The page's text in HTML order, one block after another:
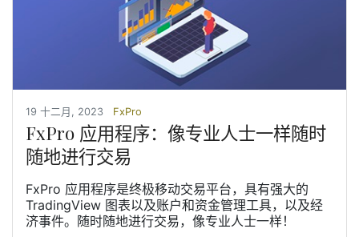
19 十二月, 2023 FxPro
FxPro 应用程序：像专业人士一样随时
随地进行交易
FxPro 应用程序是终极移动交易平台，具有强大的
TradingView 图表以及账户和资金管理工具，以及经
济事件。随时随地进行交易，像专业人士一样！